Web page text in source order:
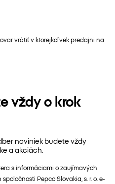
vrátiť v ktorejkoľvek predajni na
vždy o krok
noviniek budete vždy
a akciách.
s informáciami o zaujímavých
Pepco Slovakia, s. r. o. e-